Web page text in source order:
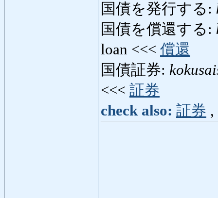
国債を発行する:
国債を償還する:
loan <<< 償還
国債証券:
<<< 証券
check also: 証券 ,